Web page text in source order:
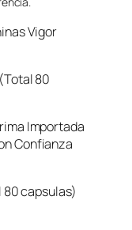
Vigor
80
Importada
Confianza
80 capsulas)